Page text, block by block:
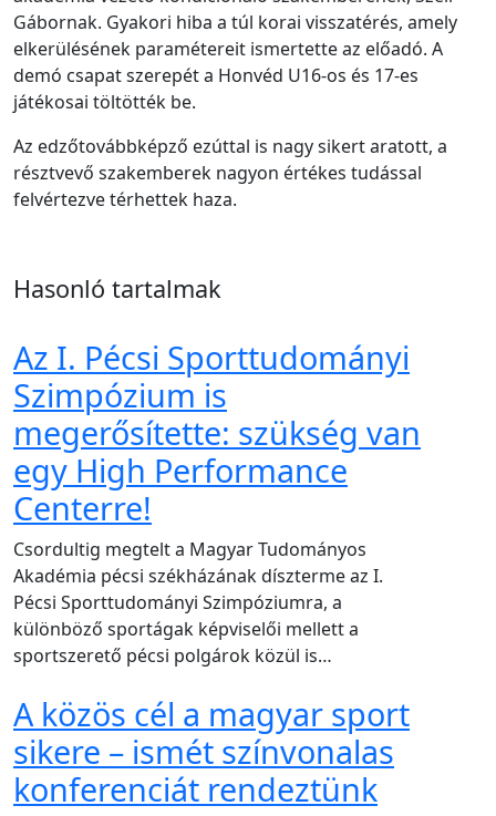
Gábornak. Gyakori hiba a túl korai visszatérés, amely
elkerülésének paramétereit ismertette az előadó. A
demó csapat szerepét a Honvéd U16-os és 17-es
játékosai töltötték be.
Az edzőtovábbképző ezúttal is nagy sikert aratott, a
résztvevő szakemberek nagyon értékes tudással
felvértezve térhettek haza.
Hasonló tartalmak
Az I. Pécsi Sporttudományi
Szimpózium is
megerősítette: szükség van
egy High Performance
Centerre!
Csordultig megtelt a Magyar Tudományos
Akadémia pécsi székházának díszterme az I.
Pécsi Sporttudományi Szimpóziumra, a
különböző sportágak képviselői mellett a
sportszerető pécsi polgárok közül is…
A közös cél a magyar sport
sikere – ismét színvonalas
konferenciát rendeztünk